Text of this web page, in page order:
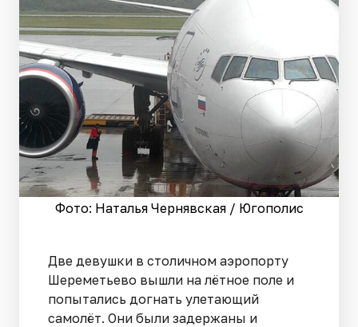
Фото: Наталья Чернявская / Югополис
Две девушки в столичном аэропорту
Шереметьево вышли на лётное поле и
попытались догнать улетающий
самолёт. Они были задержаны и